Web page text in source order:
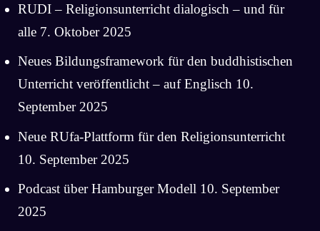
RUDI – Religionsunterricht dialogisch – und für
alle 7. Oktober 2025
Neues Bildungsframework für den buddhistischen
Unterricht veröffentlicht – auf Englisch 10.
September 2025
Neue RUfa-Plattform für den Religionsunterricht
10. September 2025
Podcast über Hamburger Modell 10. September
2025